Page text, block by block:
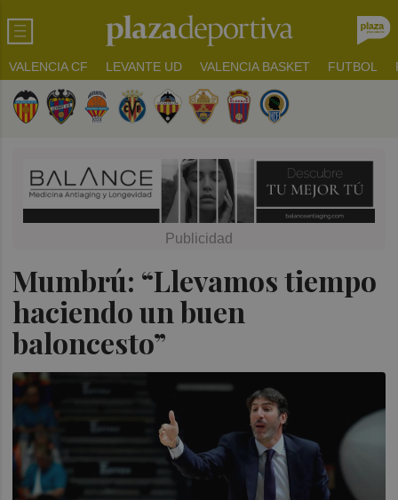
VALENCIA CF LEVANTE UD VALENCIA BASKET FUTBOL
Mumbrú: “Llevamos tiempo
haciendo un buen
baloncesto”